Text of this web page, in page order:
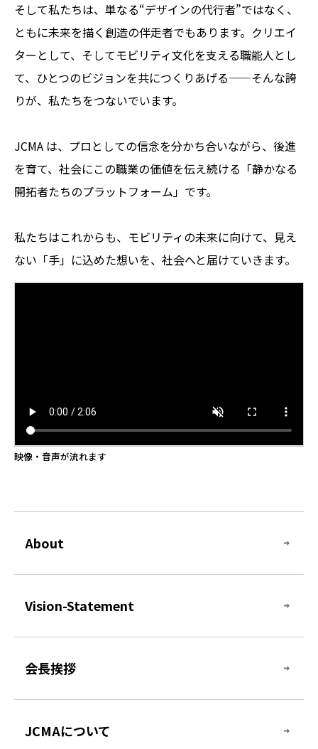
そして私たちは、単なる“デザインの代行者”ではなく、
ともに未来を描く創造の伴走者でもあります。クリエイ
ターとして、そしてモビリティ文化を支える職能人とし
て、ひとつのビジョンを共につくりあげる——そんな誇
りが、私たちをつないでいます。
JCMA は、プロとしての信念を分かち合いながら、後進
を育て、社会にこの職業の価値を伝え続ける「静かなる
開拓者たちのプラットフォーム」です。
私たちはこれからも、モビリティの未来に向けて、見え
ない「手」に込めた想いを、社会へと届けていきます。
映像・音声が流れます
About
Vision-Statement
会長挨拶
JCMAについて